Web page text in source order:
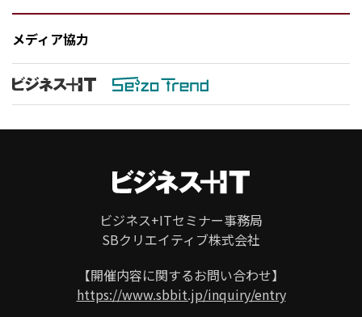
メディア協力
ビジネス+ITセミナー事務局
SBクリエイティブ株式会社
【開催内容に関するお問い合わせ】
https://www.sbbit.jp/inquiry/entry